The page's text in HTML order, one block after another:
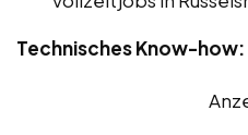
Technisches Know-how: